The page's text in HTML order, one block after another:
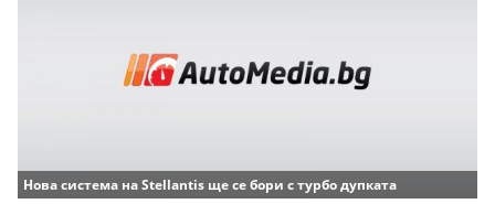
Нова система на Stellantis ще се бори с турбо дупката